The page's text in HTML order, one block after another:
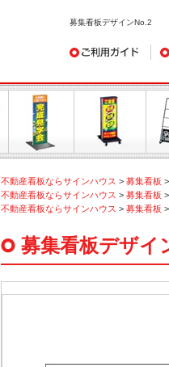
募集看板デザインNo.2
ご利用ガイド デ
不動産看板ならサインハウス > 募集看板
不動産看板ならサインハウス > 募集看板
不動産看板ならサインハウス > 募集看板
募集看板デザイ